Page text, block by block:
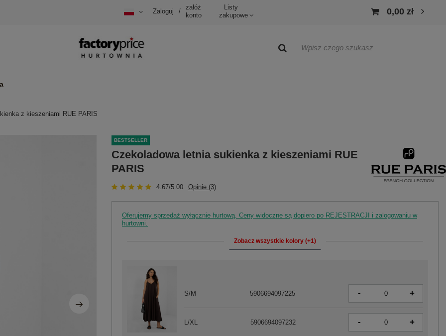
Zaloguj /
załóż
konto
Listy
zakupowe
0,00 zł
z kieszeniami RUE PARIS
BESTSELLER
Czekoladowa letnia sukienka z kieszeniami RUE
PARIS
4.67/5.00 Opinie (3)
Oferujemy sprzedaż wyłącznie hurtową. Ceny widoczne są dopiero po REJESTRACJI i zalogowaniu w
hurtowni.
Zobacz wszystkie kolory (+1)
S/M 5906694097225 - +
L/XL 5906694097232 - +